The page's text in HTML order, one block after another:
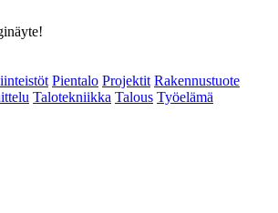
Pientalo Projektit Rakennustuote
Talotekniikka Talous Työelämä